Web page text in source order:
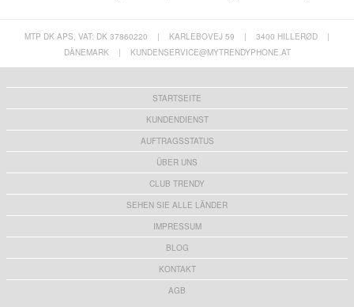
MTP DK APS, VAT: DK 37860220 | KARLEBOVEJ 59 | 3400 HILLERØD
|
DÄNEMARK
| KUNDENSERVICE@MYTRENDYPHONE.AT
STARTSEITE
KUNDENDIENST
AUFTRAGSSTATUS
ÜBER UNS
CLUB TRENDY
SEHEN SIE ALLE LÄNDER
IMPRESSUM
BLOG
KONTAKT
AGB